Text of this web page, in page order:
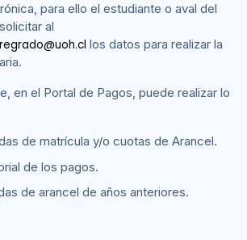
para ello el estudiante o aval del
al
los datos para realizar la
en el Portal de Pagos, puede realizar lo
de matrícula y/o cuotas de Arancel.
de los pagos.
de arancel de años anteriores.